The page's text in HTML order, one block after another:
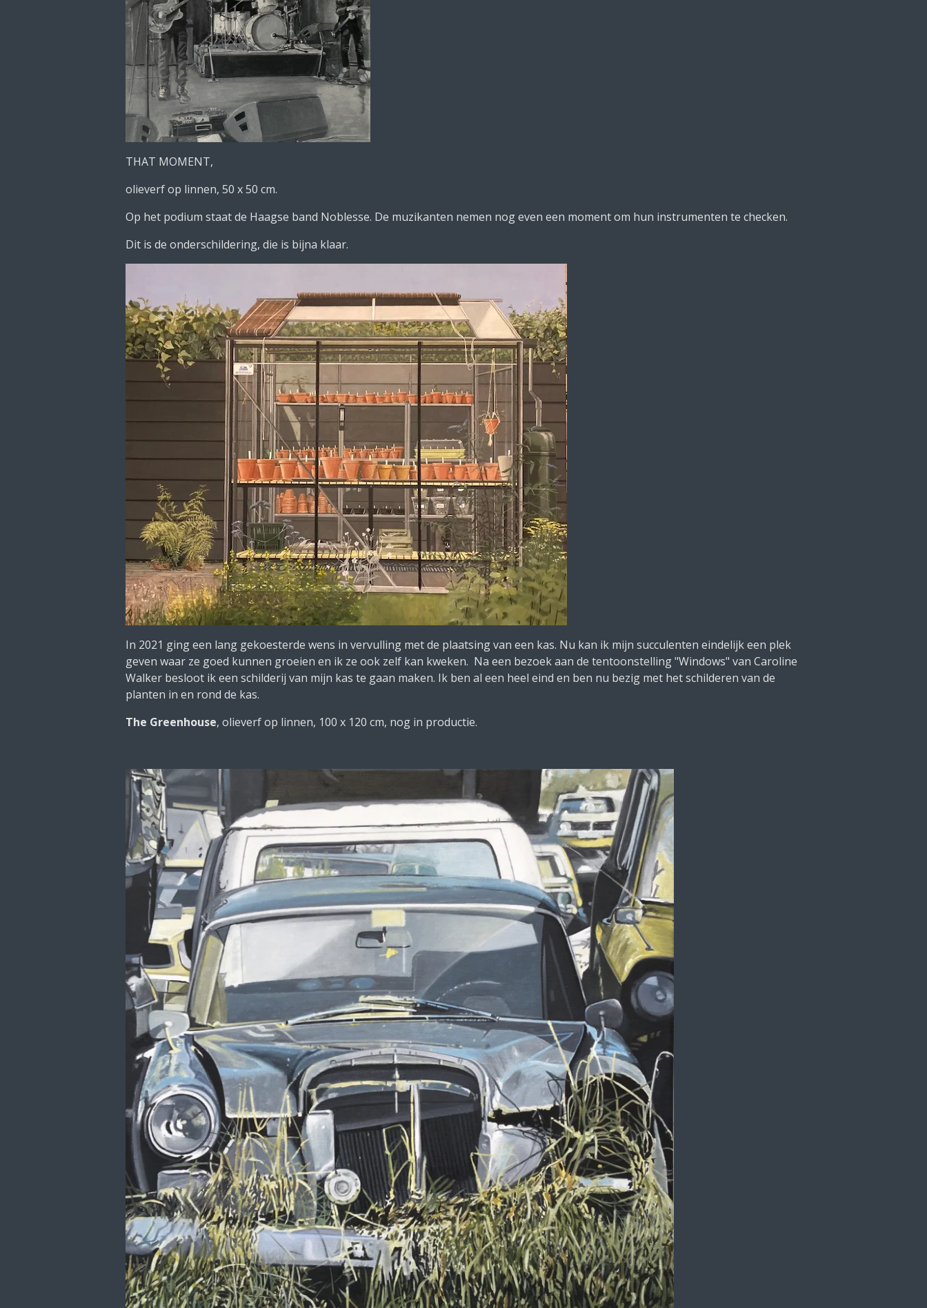
THAT MOMENT,
olieverf op linnen, 50 x 50 cm.
Op het podium staat de Haagse band Noblesse. De muzikanten nemen nog even een moment om hun instrumenten te checken.
Dit is de onderschildering, die is bijna klaar.
In 2021 ging een lang gekoesterde wens in vervulling met de plaatsing van een kas. Nu kan ik mijn succulenten eindelijk een plek
geven waar ze goed kunnen groeien en ik ze ook zelf kan kweken. Na een bezoek aan de tentoonstelling "Windows" van Caroline
Walker besloot ik een schilderij van mijn kas te gaan maken. Ik ben al een heel eind en ben nu bezig met het schilderen van de
planten in en rond de kas.
The Greenhouse, olieverf op linnen, 100 x 120 cm, nog in productie.